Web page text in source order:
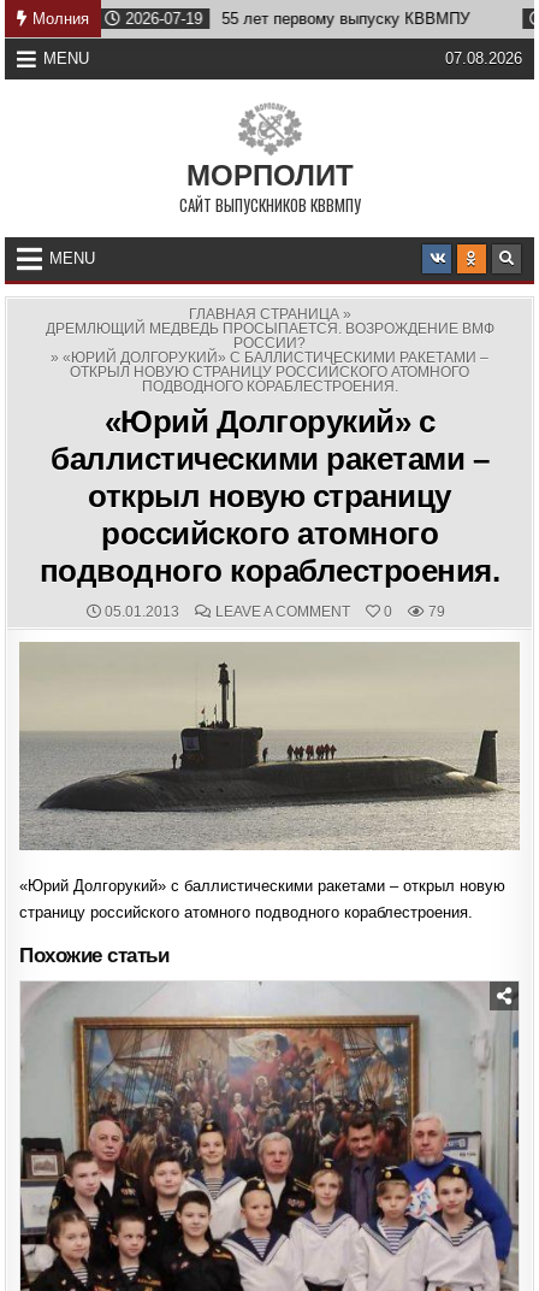
Skip
to
content
Молния2026-07-19 55 лет первому выпуску КВВМПУ
MENU 07.08.2026
МОРПОЛИТ
САЙТ ВЫПУСКНИКОВ КВВМПУ
MENU
ГЛАВНАЯ СТРАНИЦА»
ДРЕМЛЮЩИЙ МЕДВЕДЬ ПРОСЫПАЕТСЯ. ВОЗРОЖДЕНИЕ ВМФ
РОССИИ?
» «ЮРИЙ ДОЛГОРУКИЙ» С БАЛЛИСТИЧЕСКИМИ РАКЕТАМИ –
ОТКРЫЛ НОВУЮ СТРАНИЦУ РОССИЙСКОГО АТОМНОГО
ПОДВОДНОГО КОРАБЛЕСТРОЕНИЯ.
«Юрий Долгорукий» с
баллистическими ракетами –
открыл новую страницу
российского атомного
подводного кораблестроения.
PUBLISHED
DATE:
05.01.2013 COMMENTS:
LEAVE A COMMENTON
«ЮРИЙ
ДОЛГОРУКИЙ»
СТРАНИЦУ
РОССИЙСКОГО
АТОМНОГО
ПОДВОДНОГО
КОРАБЛЕСТРОЕНИЯ.
0 79
«Юрий Долгорукий» с баллистическими ракетами – открыл новую
страницу российского атомного подводного кораблестроения.
Похожие статьи
Posted
in